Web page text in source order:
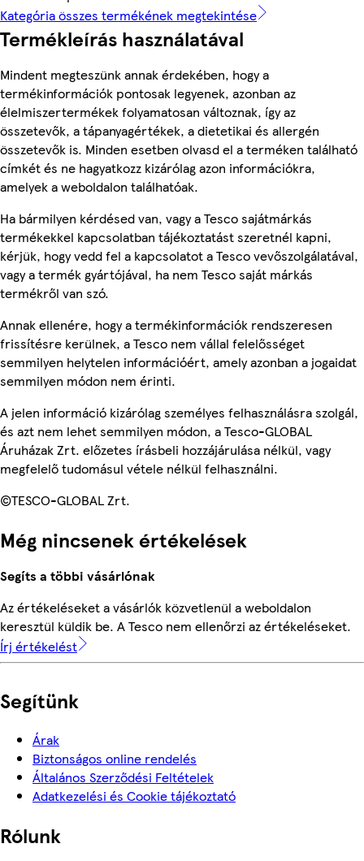
Kategória összes termékének megtekintése
Termékleírás használatával
Mindent megteszünk annak érdekében, hogy a
termékinformációk pontosak legyenek, azonban az
élelmiszertermékek folyamatosan változnak, így az
összetevők, a tápanyagértékek, a dietetikai és allergén
összetevők is. Minden esetben olvasd el a terméken található
címkét és ne hagyatkozz kizárólag azon információkra,
amelyek a weboldalon találhatóak.
Ha bármilyen kérdésed van, vagy a Tesco sajátmárkás
termékekkel kapcsolatban tájékoztatást szeretnél kapni,
kérjük, hogy vedd fel a kapcsolatot a Tesco vevőszolgálatával,
vagy a termék gyártójával, ha nem Tesco saját márkás
termékről van szó.
Annak ellenére, hogy a termékinformációk rendszeresen
frissítésre kerülnek, a Tesco nem vállal felelősséget
semmilyen helytelen információért, amely azonban a jogaidat
semmilyen módon nem érinti.
A jelen információ kizárólag személyes felhasználásra szolgál,
és azt nem lehet semmilyen módon, a Tesco-GLOBAL
Áruházak Zrt. előzetes írásbeli hozzájárulása nélkül, vagy
megfelelő tudomásul vétele nélkül felhasználni.
©TESCO-GLOBAL Zrt.
Még nincsenek értékelések
Segíts a többi vásárlónak
Az értékeléseket a vásárlók közvetlenül a weboldalon
keresztül küldik be. A Tesco nem ellenőrzi az értékeléseket.
Írj értékelést
Segítünk
Árak
Biztonságos online rendelés
Általános Szerződési Feltételek
Adatkezelési és Cookie tájékoztató
Rólunk